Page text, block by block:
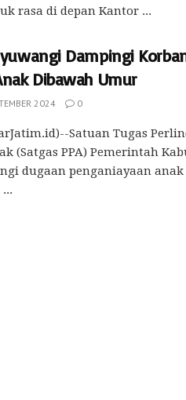
rasa di depan Kantor ...
Dampingi
Dibawah Umur
2024 0
Satuan Tugas
(Satgas PPA) Pemerintah
dugaan penganiayaan